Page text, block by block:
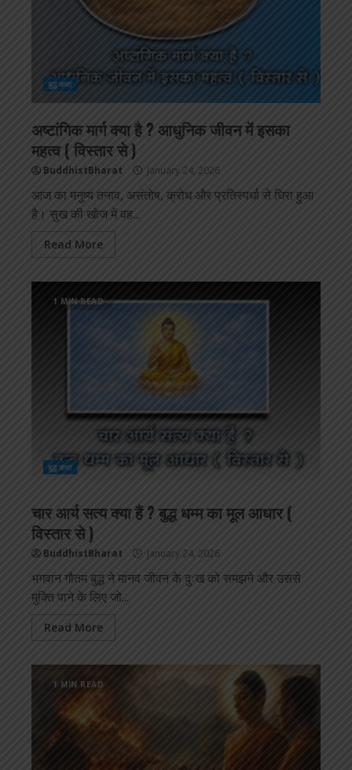
बुद्ध कथा
अष्टांगिक मार्ग क्या है ? आधुनिक जीवन में इसका
महत्व ( विस्तार से )
BuddhistBharat January 24, 2026
आज का मनुष्य तनाव, असंतोष, क्रोध और प्रतिस्पर्धा से घिरा हुआ
है। सुख की खोज में वह...
Read More
1 MIN READ
बुद्ध कथा
चार आर्य सत्य क्या हैं ? बुद्ध धम्म का मूल आधार (
विस्तार से )
BuddhistBharat January 24, 2026
भगवान गौतम बुद्ध ने मानव जीवन के दुःख को समझने और उससे
मुक्ति पाने के लिए जो...
Read More
1 MIN READ